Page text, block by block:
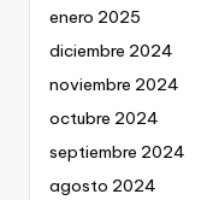
enero 2025
diciembre 2024
noviembre 2024
octubre 2024
septiembre 2024
agosto 2024